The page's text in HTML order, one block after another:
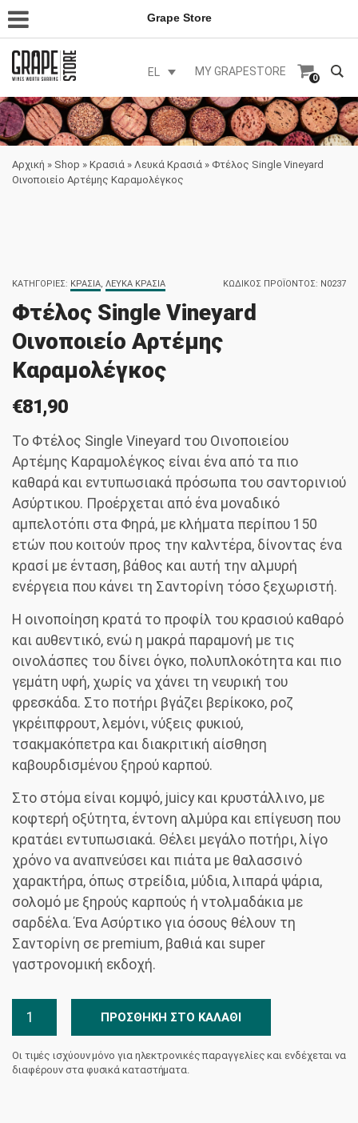
Grape Store
EL MY GRAPESTORE
0
Αρχική » Shop » Κρασιά » Λευκά Κρασιά » Φτέλος Single Vineyard
Οινοποιείο Αρτέμης Καραμολέγκος
ΚΩΔΙΚΌΣ ΠΡΟΪΌΝΤΟΣ: N0237
ΚΑΤΗΓΟΡΊΕΣ: ΚΡΑΣΙΆ, ΛΕΥΚΆ ΚΡΑΣΙΆ
Φτέλος Single Vineyard
Οινοποιείο Αρτέμης
Καραμολέγκος
€81,90
Το Φτέλος Single Vineyard του Οινοποιείου
Αρτέμης Καραμολέγκος είναι ένα από τα πιο
καθαρά και εντυπωσιακά πρόσωπα του σαντορινιού
Ασύρτικου. Προέρχεται από ένα μοναδικό
αμπελοτόπι στα Φηρά, με κλήματα περίπου 150
ετών που κοιτούν προς την καλντέρα, δίνοντας ένα
κρασί με ένταση, βάθος και αυτή την αλμυρή
ενέργεια που κάνει τη Σαντορίνη τόσο ξεχωριστή.
Η οινοποίηση κρατά το προφίλ του κρασιού καθαρό
και αυθεντικό, ενώ η μακρά παραμονή με τις
οινολάσπες του δίνει όγκο, πολυπλοκότητα και πιο
γεμάτη υφή, χωρίς να χάνει τη νευρική του
φρεσκάδα. Στο ποτήρι βγάζει βερίκοκο, ροζ
γκρέιπφρουτ, λεμόνι, νύξεις φυκιού,
τσακμακόπετρα και διακριτική αίσθηση
καβουρδισμένου ξηρού καρπού.
Στο στόμα είναι κομψό, juicy και κρυστάλλινο, με
κοφτερή οξύτητα, έντονη αλμύρα και επίγευση που
κρατάει εντυπωσιακά. Θέλει μεγάλο ποτήρι, λίγο
χρόνο να αναπνεύσει και πιάτα με θαλασσινό
χαρακτήρα, όπως στρείδια, μύδια, λιπαρά ψάρια,
σολομό με ξηρούς καρπούς ή ντολμαδάκια με
σαρδέλα. Ένα Ασύρτικο για όσους θέλουν τη
Σαντορίνη σε premium, βαθιά και super
γαστρονομική εκδοχή.
Φτέλος
Vineyard
Οινοποιείο
ΠΡΟΣΘΉΚΗ ΣΤΟ ΚΑΛΆΘΙ
Οι τιμές ισχύουν μόνο για ηλεκτρονικές παραγγελίες και ενδέχεται να
διαφέρουν στα φυσικά καταστήματα.